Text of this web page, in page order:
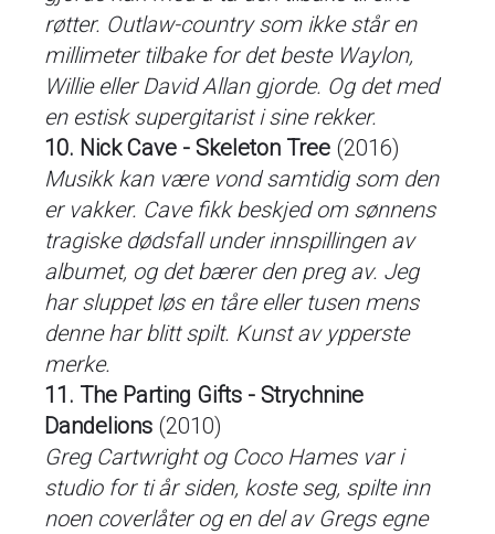
røtter. Outlaw-country som ikke står en
millimeter tilbake for det beste Waylon,
Willie eller David Allan gjorde. Og det med
en estisk supergitarist i sine rekker.
10. Nick Cave - Skeleton Tree (2016)
Musikk kan være vond samtidig som den
er vakker. Cave fikk beskjed om sønnens
tragiske dødsfall under innspillingen av
albumet, og det bærer den preg av. Jeg
har sluppet løs en tåre eller tusen mens
denne har blitt spilt. Kunst av ypperste
merke.
11. The Parting Gifts - Strychnine
Dandelions (2010)
Greg Cartwright og Coco Hames var i
studio for ti år siden, koste seg, spilte inn
noen coverlåter og en del av Gregs egne